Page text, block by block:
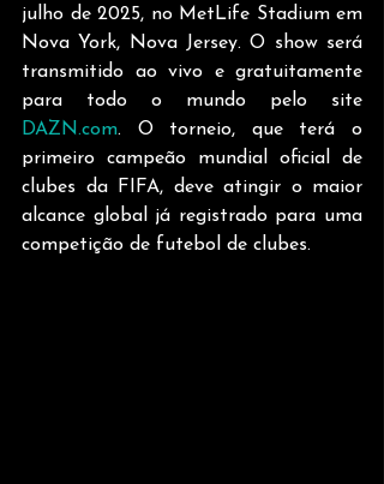
julho de 2025, no MetLife Stadium em
Nova York, Nova Jersey. O show será
transmitido ao vivo e gratuitamente
DAZN.com. O torneio, que terá o
primeiro campeão mundial oficial de
clubes da FIFA, deve atingir o maior
alcance global já registrado para uma
competição de futebol de clubes.